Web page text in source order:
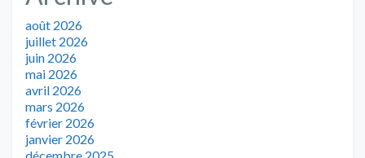
août 2026
juillet 2026
juin 2026
mai 2026
avril 2026
mars 2026
février 2026
janvier 2026